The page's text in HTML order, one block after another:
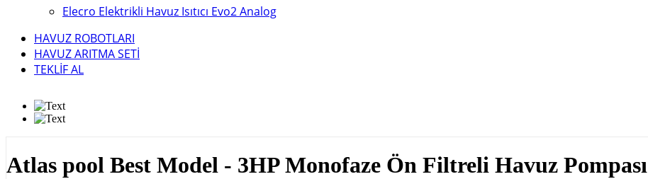
Elecro Elektrikli Havuz Isıtıcı Evo2 Analog
HAVUZ ROBOTLARI
HAVUZ ARITMA SETİ
TEKLİF AL
Atlas pool Best Model - 3HP Monofaze Ön Filtreli Havuz Pompası